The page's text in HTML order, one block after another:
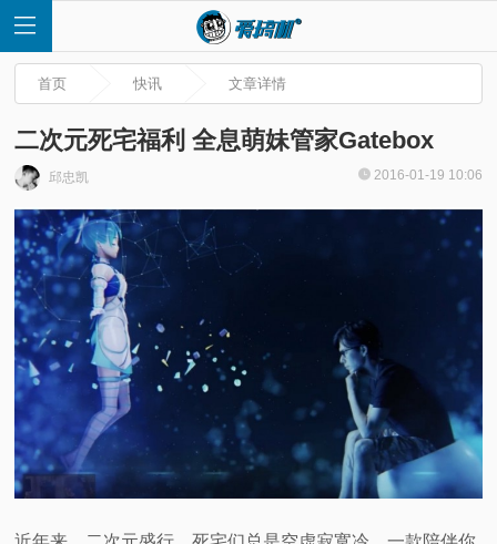
页
快
讯
评
测
视
首页 快讯 文章详情
二次元死宅福利 全息萌妹管家Gatebox
邱忠凯 2016-01-19 10:06